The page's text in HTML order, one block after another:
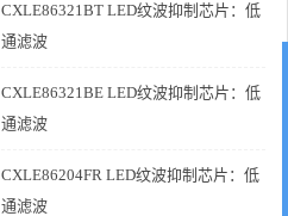
CXLE86321BT LED纹波抑制芯片：低
通滤波
CXLE86321BE LED纹波抑制芯片：低
通滤波
CXLE86204FR LED纹波抑制芯片：低
通滤波